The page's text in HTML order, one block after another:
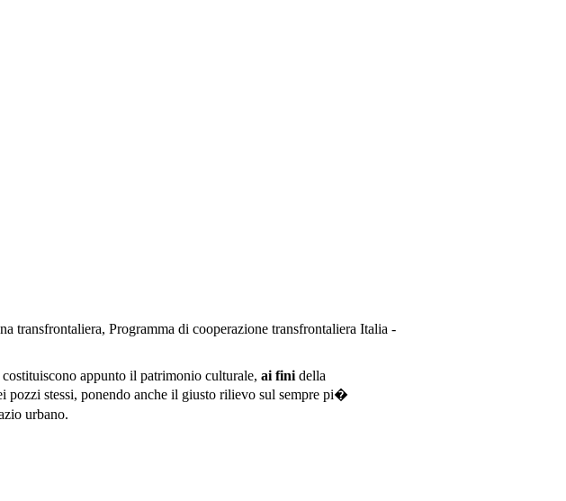
transfrontaliera, Programma di cooperazione transfrontaliera Italia -
appunto il patrimonio culturale, ai fini della
pozzi stessi, ponendo anche il giusto rilievo sul sempre pi�
urbano.